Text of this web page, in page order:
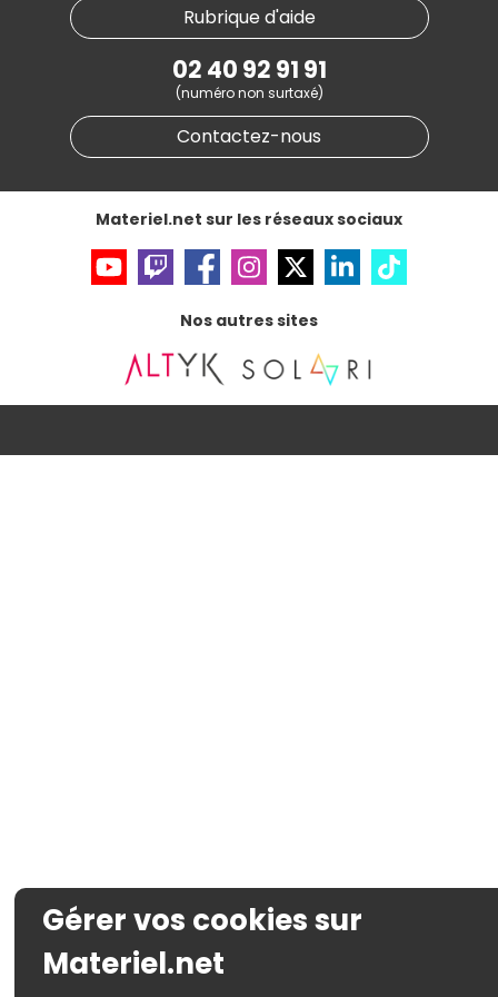
Materiel.net recrute
Notre programme d'affiliation
Partenariat & Sponsoring
Conditions générales de vente
Informations légales
Données personnellesetcookies
Gérer vos cookies
Accessibilité : non conforme
Rubrique d'aide
02 40 92 91 91
(numéro non surtaxé)
Contactez-nous
Materiel.net sur les réseaux sociaux
Nos autres sites
Gérer vos cookies sur
Materiel.net